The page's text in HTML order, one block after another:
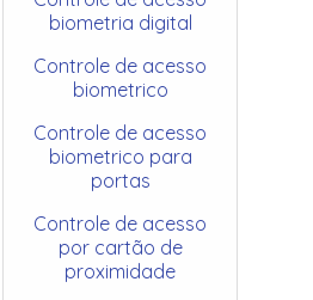
biometria digital
Controle de acesso
biometrico
Controle de acesso
biometrico para
portas
Controle de acesso
por cartão de
proximidade